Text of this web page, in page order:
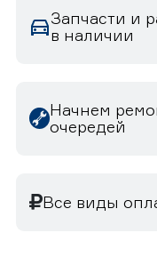
Запчасти и
в наличии
Начнем
очередей
Все виды